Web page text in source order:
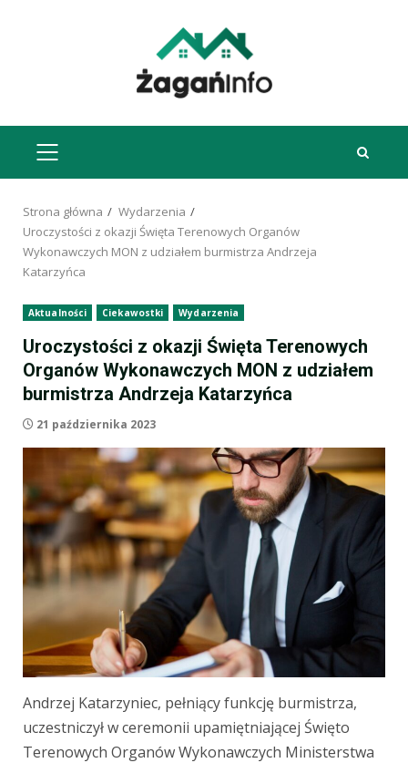
MENU
GŁÓWNE
Strona główna
Wydarzenia
Uroczystości z okazji Święta Terenowych Organów
Wykonawczych MON z udziałem burmistrza Andrzeja
Katarzyńca
Aktualności Ciekawostki Wydarzenia
Uroczystości z okazji Święta Terenowych
Organów Wykonawczych MON z udziałem
burmistrza Andrzeja Katarzyńca
21 października 2023
Andrzej Katarzyniec, pełniący funkcję burmistrza,
uczestniczył w ceremonii upamiętniającej Święto
Terenowych Organów Wykonawczych Ministerstwa